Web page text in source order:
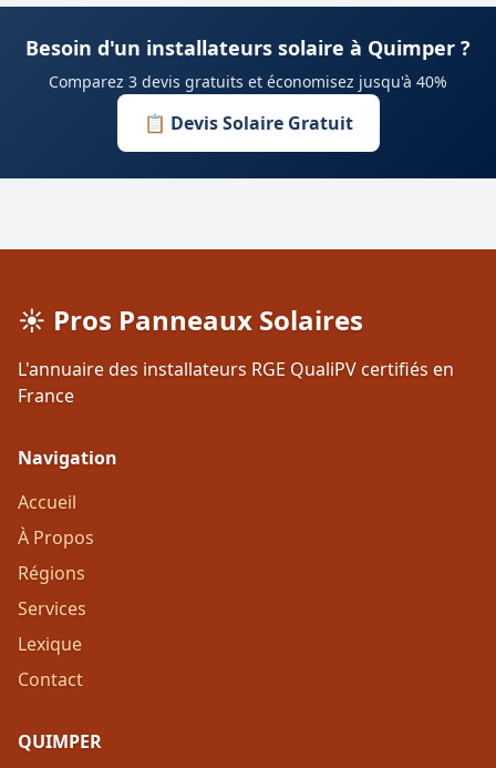
Besoin d'un installateurs solaire à Quimper ?
Comparez 3 devis gratuits et économisez jusqu'à 40%
📋 Devis Solaire Gratuit
☀️ Pros Panneaux Solaires
L'annuaire des installateurs RGE QualiPV certifiés en
France
Navigation
Accueil
À Propos
Régions
Services
Lexique
Contact
QUIMPER